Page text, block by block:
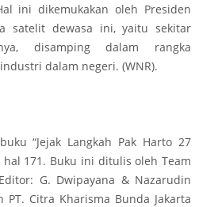
ini dikemukakan oleh Presiden
satelit dewasa ini, yaitu sekitar
disamping dalam rangka
dalam negeri. (WNR).
“Jejak Langkah Pak Harto 27
hal 171. Buku ini ditulis oleh Team
G. Dwipayana & Nazarudin
Citra Kharisma Bunda Jakarta